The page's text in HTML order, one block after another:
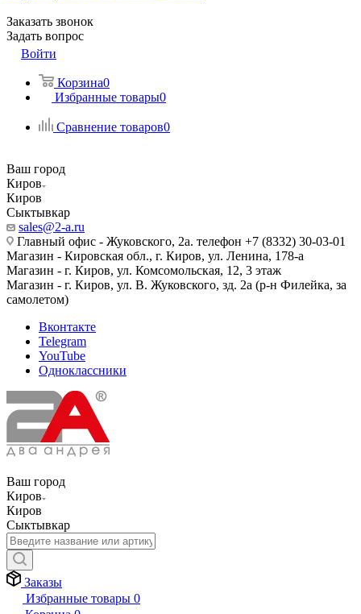
Заказать звонок
Задать вопрос
Войти
Корзина0
Избранные товары0
Сравнение товаров0
Ваш город
Киров
Киров
Сыктывкар
sales@2-a.ru
Главный офис - Жуковского, 2а. телефон +7 (8332) 30-03-01
Магазин - Кировская обл., г. Киров, ул. Ленина, 178-а
Магазин - г. Киров, ул. Комсомольская, 12, 3 этаж
Магазин - г. Киров, ул. В. Жуковского, зд. 2а (р-н Филейка, за
самолетом)
Вконтакте
Telegram
YouTube
Одноклассники
Ваш город
Киров
Киров
Сыктывкар
Заказы
Избранные товары 0